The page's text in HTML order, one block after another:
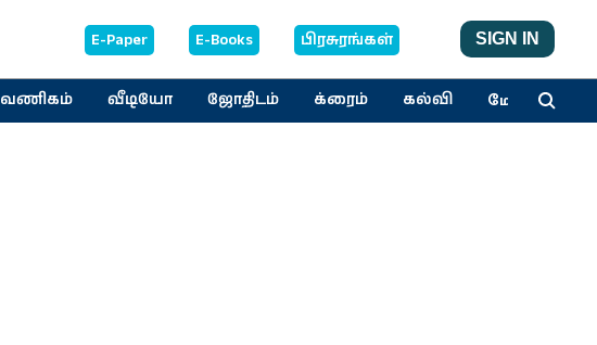
E-Paper E-Books பிரசுரங்கள் SIGN IN
வணிகம் வீடியோ ஜோதிடம் க்ரைம் கல்வி மேலும்